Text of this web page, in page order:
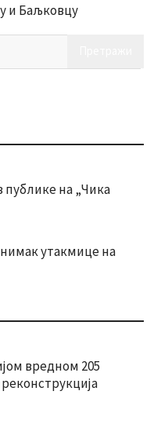
и Баљковцу
на „Чика
утакмице на
вредном 205